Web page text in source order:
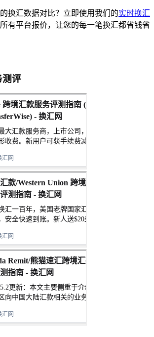
换汇数据对比？立即使用我们的实时换汇
有平台报价，让您的每一笔换汇都省钱省
测评